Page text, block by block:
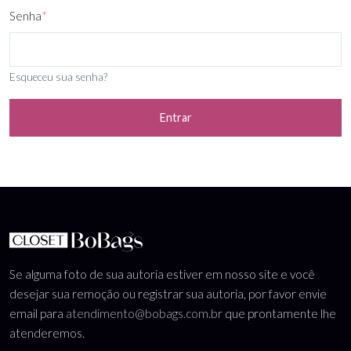
Senha*
Esqueceu sua senha?
Entrar
Se alguma foto de sua autoria estiver em nosso site e você
desejar sua remoção ou registrar sua autoria, por favor envie
email para atendimento@bobags.com.br que prontamente lhe
atenderemos.